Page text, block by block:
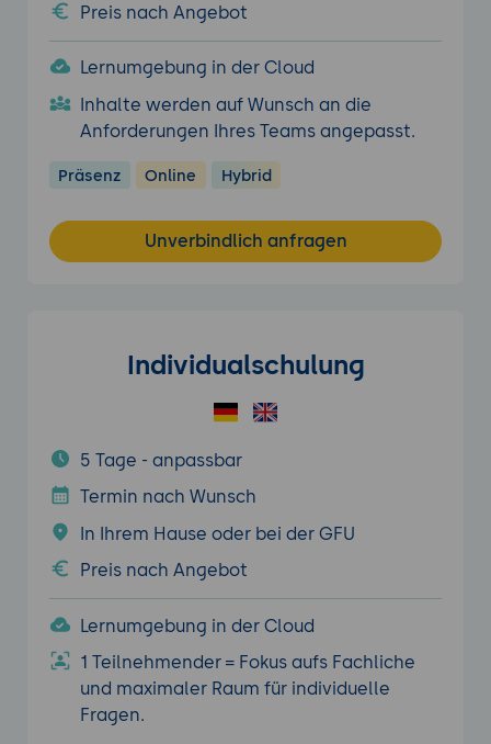
Preis nach Angebot
Lernumgebung in der Cloud
Inhalte werden auf Wunsch an die
Anforderungen Ihres Teams angepasst.
Präsenz Online Hybrid
Unverbindlich anfragen
Individualschulung
5 Tage - anpassbar
Termin nach Wunsch
In Ihrem Hause oder bei der GFU
Preis nach Angebot
Lernumgebung in der Cloud
1 Teilnehmender = Fokus aufs Fachliche
und maximaler Raum für individuelle
Fragen.